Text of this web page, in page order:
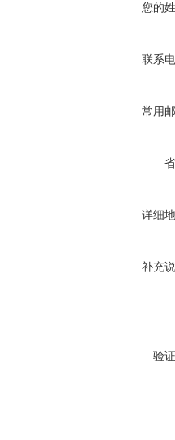
您的
联系
常用
详细
补充
验